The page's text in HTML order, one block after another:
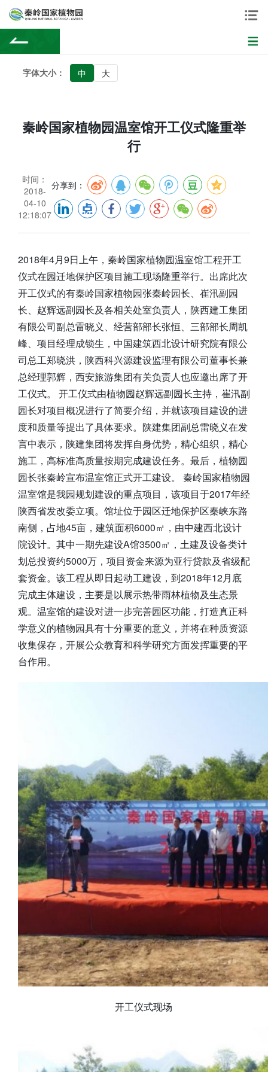
字体大小： 中 大
秦岭国家植物园温室馆开工仪式隆重举
行
时间：
2018-
04-10
12:18:07
分享到：
2018年4月9日上午，秦岭国家植物园温室馆工程开工
仪式在园迁地保护区项目施工现场隆重举行。出席此次
开工仪式的有秦岭国家植物园张秦岭园长、崔汛副园
长、赵辉远副园长及各相关处室负责人，陕西建工集团
有限公司副总雷晓义、经营部部长张恒、三部部长周凯
峰、项目经理成锁生，中国建筑西北设计研究院有限公
司总工郑晓洪，陕西科兴源建设监理有限公司董事长兼
总经理郭辉，西安旅游集团有关负责人也应邀出席了开
工仪式。 开工仪式由植物园赵辉远副园长主持，崔汛副
园长对项目概况进行了简要介绍，并就该项目建设的进
度和质量等提出了具体要求。陕建集团副总雷晓义在发
言中表示，陕建集团将发挥自身优势，精心组织，精心
施工，高标准高质量按期完成建设任务。最后，植物园
园长张秦岭宣布温室馆正式开工建设。 秦岭国家植物园
温室馆是我园规划建设的重点项目，该项目于2017年经
陕西省发改委立项。馆址位于园区迁地保护区秦峡东路
南侧，占地45亩，建筑面积6000㎡，由中建西北设计
院设计。其中一期先建设A馆3500㎡，土建及设备类计
划总投资约5000万，项目资金来源为亚行贷款及省级配
套资金。该工程从即日起动工建设，到2018年12月底
完成主体建设，主要是以展示热带雨林植物及生态景
观。温室馆的建设对进一步完善园区功能，打造真正科
学意义的植物园具有十分重要的意义，并将在种质资源
收集保存，开展公众教育和科学研究方面发挥重要的平
台作用。
开工仪式现场